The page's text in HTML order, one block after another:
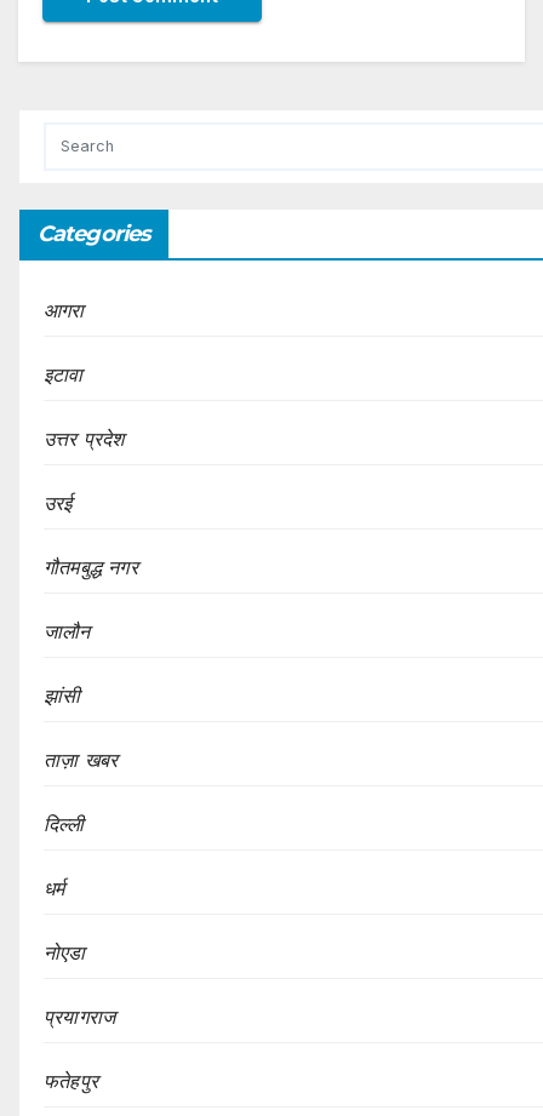
Categories
आगरा
इटावा
उत्तर प्रदेश
उरई
गौतमबुद्ध नगर
जालौन
झांसी
ताज़ा खबर
दिल्ली
धर्म
नोएडा
प्रयागराज
फतेहपुर